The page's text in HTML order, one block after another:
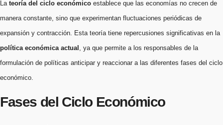
La teoría del ciclo económico establece que las economías no crecen de
manera constante, sino que experimentan fluctuaciones periódicas de
expansión y contracción. Esta teoría tiene repercusiones significativas en la
política económica actual , ya que permite a los responsables de la
formulación de políticas anticipar y reaccionar a las diferentes fases del ciclo
económico.
Fases del Ciclo Económico